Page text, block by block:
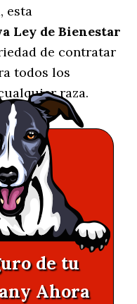
esta
Ley de Bienestar
de contratar
todos los
raza.
de tu
Ahora